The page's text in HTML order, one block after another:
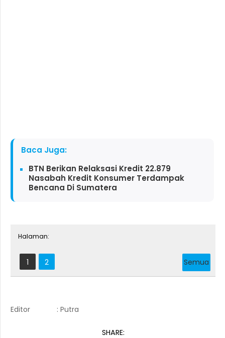
Baca Juga:
BTN Berikan Relaksasi Kredit 22.879
Nasabah Kredit Konsumer Terdampak
Bencana Di Sumatera
Halaman:
1 2 Semua
Editor : Putra
SHARE: